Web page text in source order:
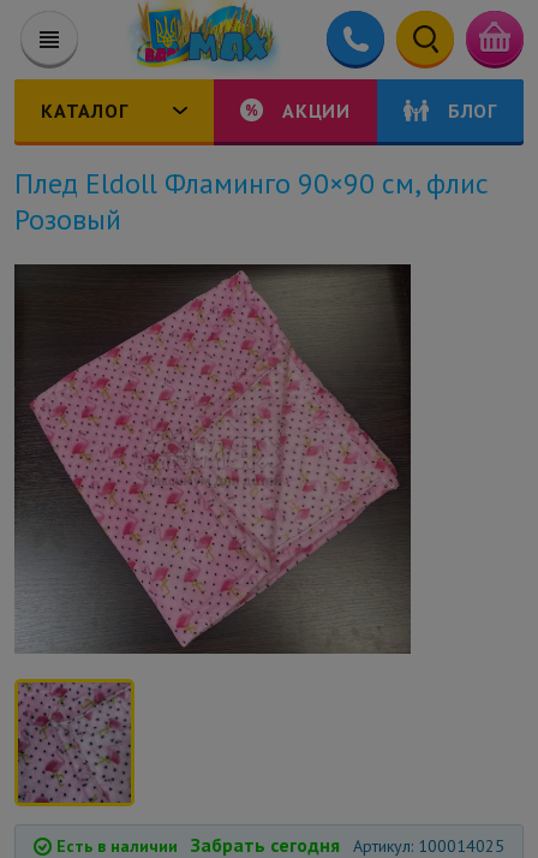
КАТАЛОГ АКЦИИ БЛОГ
Плед Eldoll Фламинго 90×90 см, флис
Розовый
Есть в наличии Забрать сегодня Артикул: 100014025